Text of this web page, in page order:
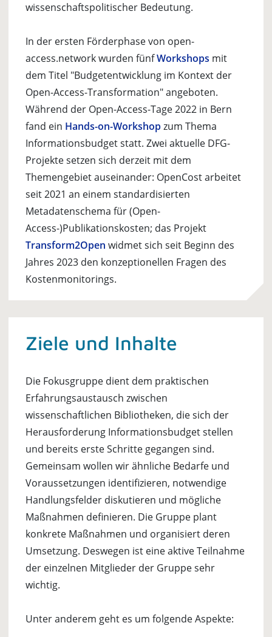
wissenschaftspolitischer Bedeutung.
In der ersten Förderphase von open-
access.network wurden fünfWorkshops mit
dem Titel "Budgetentwicklung im Kontext der
Open-Access-Transformation" angeboten.
Während der Open-Access-Tage 2022 in Bern
fand ein Hands-on-Workshopzum Thema
Informationsbudget statt. Zwei aktuelle DFG-
Projekte setzen sich derzeit mit dem
Themengebiet auseinander: OpenCost arbeitet
seit 2021 an einem standardisierten
Metadatenschema für (Open-
Access-)Publikationskosten; das Projekt
Transform2Open widmet sich seit Beginn des
Jahres 2023 den konzeptionellen Fragen des
Kostenmonitorings.
Ziele und Inhalte
Die Fokusgruppe dient dem praktischen
Erfahrungsaustausch zwischen
wissenschaftlichen Bibliotheken, die sich der
Herausforderung Informationsbudget stellen
und bereits erste Schritte gegangen sind.
Gemeinsam wollen wir ähnliche Bedarfe und
Voraussetzungen identifizieren, notwendige
Handlungsfelder diskutieren und mögliche
Maßnahmen definieren. Die Gruppe plant
konkrete Maßnahmen und organisiert deren
Umsetzung. Deswegen ist eine aktive Teilnahme
der einzelnen Mitglieder der Gruppe sehr
wichtig.
Unter anderem geht es um folgende Aspekte: